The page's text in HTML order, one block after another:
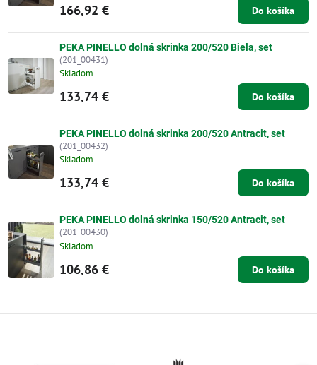
166,92 € Do košíka
PEKA PINELLO dolná skrinka 200/520 Biela, set
(201_00431)
Skladom
133,74 € Do košíka
PEKA PINELLO dolná skrinka 200/520 Antracit, set
(201_00432)
Skladom
133,74 € Do košíka
PEKA PINELLO dolná skrinka 150/520 Antracit, set
(201_00430)
Skladom
106,86 € Do košíka